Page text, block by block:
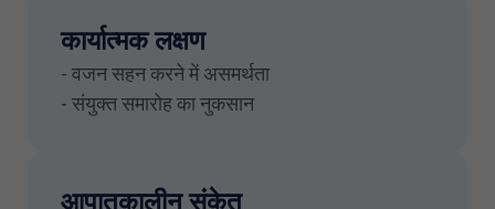
कार्यात्मक लक्षण
- वजन सहन करने में असमर्थता
- संयुक्त समारोह का नुकसान
आपातकालीन संकेत